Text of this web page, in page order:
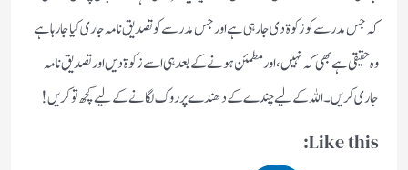
کہ جس مدرسے کو زکوۃ دی جا رہی ہے اور جس مدرسے کو تصدیق نامہ جاری کیا جارہا ہے
وہ حقیقی ہے بھی کہ نہیں ، اور مطمئن ہونے کے بعد ہی اسے زکوۃ دیں اور تصدیق نامہ
جاری کریں ۔ اللہ کے لیے چندے کے دھندے پر روک لگانے کے لیے کچھ تو کریں!
Like this: